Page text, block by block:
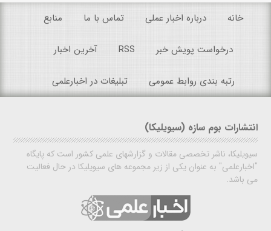
خانه درباره اخبار عملی تماس با ما منابع
درخواست پویش خبر RSS آخرین اخبار
رتبه بندی روابط عمومی تبلیغات در اخبارعلمی
انتشارات بوم سازه (سیویلیکا)
سیویلیکا، ناشر تخصصی مقالات و گزارشهای علمی کشور است که پایگاه
"اخبارعلمی" به عنوان یکی از زیر مجموعه های سیویلیکا در حال فعالیت
می باشد.